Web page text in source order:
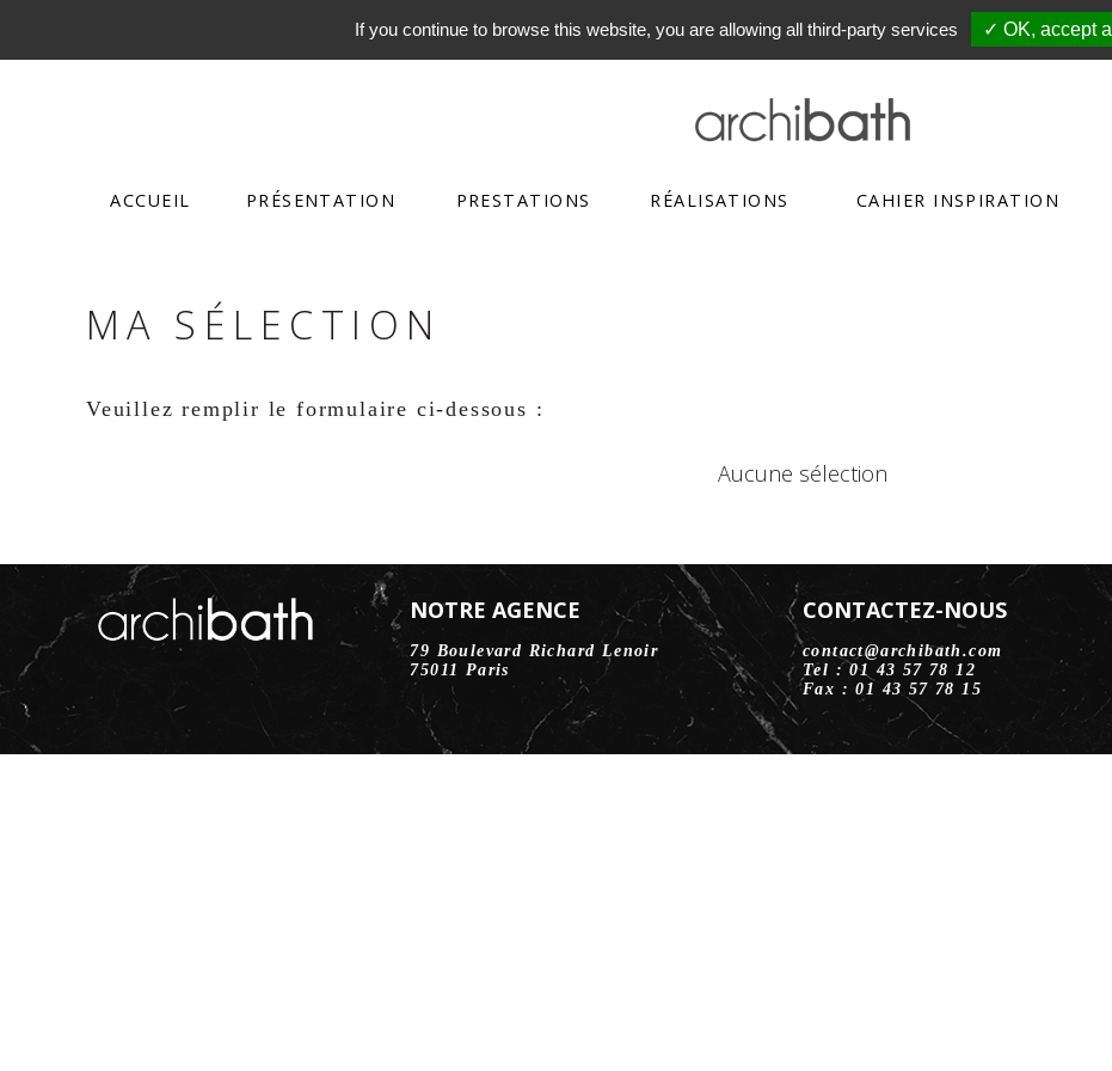
If you continue to browse this website, you are allowing all third-party services ✓ OK, accept all
ACCUEIL PRÉSENTATION PRESTATIONS RÉALISATIONS CAHIER INSPIRATION
MA SÉLECTION
Veuillez remplir le formulaire ci-dessous :
Aucune sélection
NOTRE AGENCE
79 Boulevard Richard Lenoir
75011 Paris
CONTACTEZ-NOUS
contact@archibath.com
Tel : 01 43 57 78 12
Fax : 01 43 57 78 15